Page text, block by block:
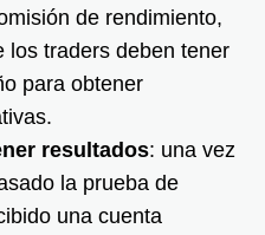
de rendimiento,
los traders deben tener
para obtener
resultados: una vez
la prueba de
una cuenta